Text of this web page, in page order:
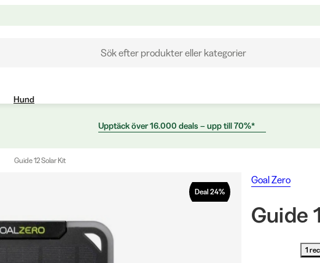
Sök efter produkter eller kategorier
Hund
Upptäck över 16.000 deals – upp till 70%*
Guide 12 Solar Kit
Deal 24%
Goal Zero
Guide
1